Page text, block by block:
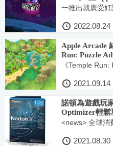
一推出就廣受好
2022.08.24
Apple Arcade
Run: Puzzle
《Temple Run:
2021.09.14
諾頓為遊戲玩
Optimizer輕鬆
<news> 全球消
2021.08.30